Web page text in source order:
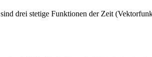
sind drei stetige Funktionen der Zeit